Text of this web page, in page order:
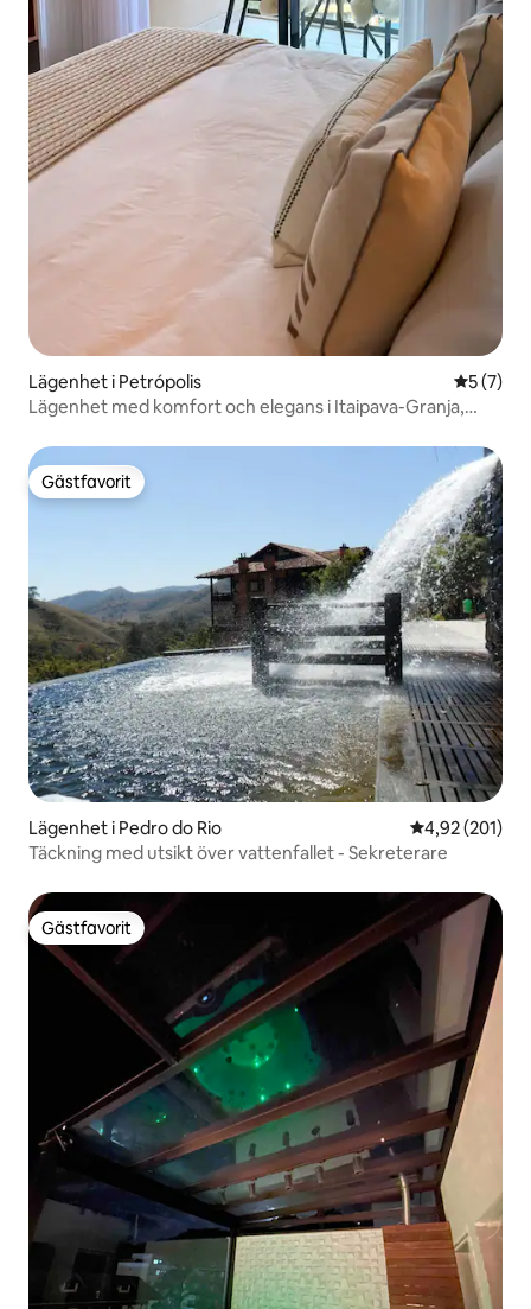
Lägenhet i Petrópolis 5 av 5 i
5 (7)
Lägenhet med komfort och elegans i Itaipava-Granja,
Gästfavorit
Gästfavorit
Lägenhet i Pedro do Rio 4,92 av 5 i
4,92 (201)
Täckning med utsikt över vattenfallet - Sekreterare
Gästfavorit
Gästfavorit